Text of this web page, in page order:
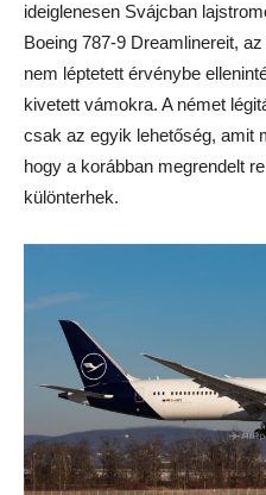
ideiglenesen Svájcban
Boeing 787-9 Dreamlinereit,
nem léptetett érvénybe
kivetett vámokra. A német
csak az egyik lehetőség, amit
hogy a korábban megrendelt
különterhek.